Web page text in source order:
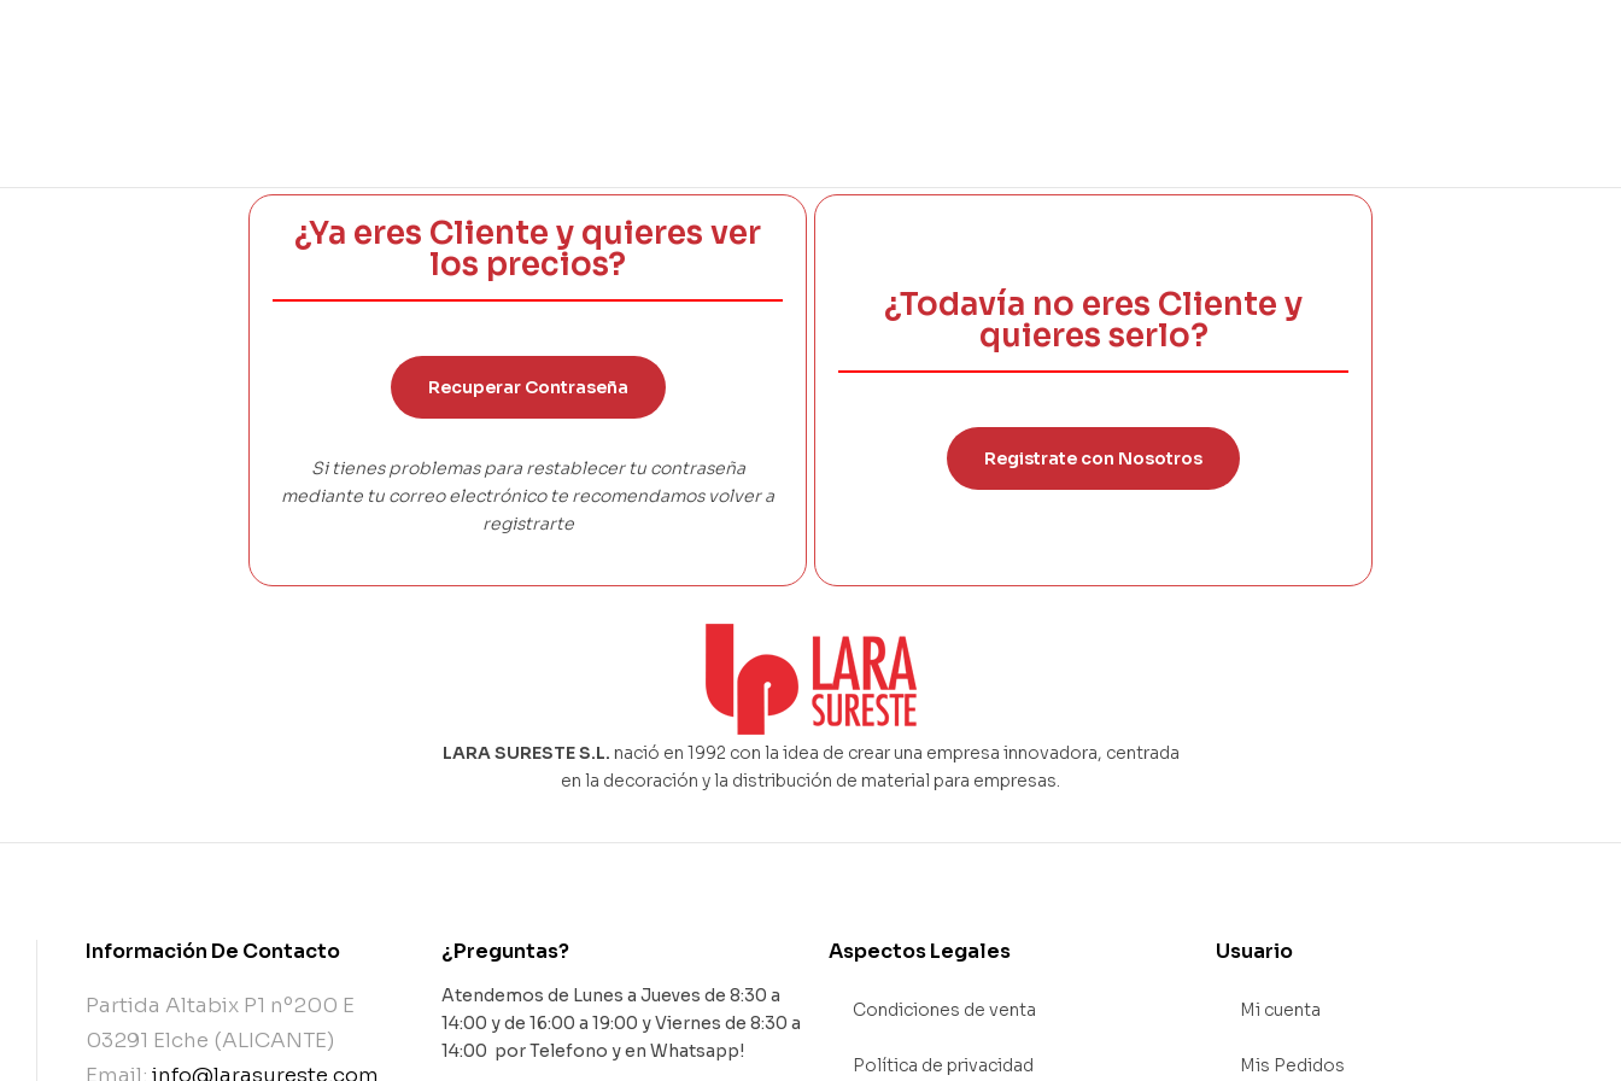
¿Ya eres Cliente y quieres ver
los precios?
Recuperar Contraseña
Si tienes problemas para restablecer tu contraseña
mediante tu correo electrónico te recomendamos volver a
registrarte
¿Todavía no eres Cliente y
quieres serlo?
Registrate con Nosotros
LARA SURESTE S.L. nació en 1992 con la idea de crear una empresa innovadora, centrada
en la decoración y la distribución de material para empresas.
Información De Contacto
Partida Altabix P1 nº200 E
03291 Elche (ALICANTE)
¿Preguntas?
Atendemos de Lunes a Jueves de 8:30 a
14:00 y de 16:00 a 19:00 y Viernes de 8:30 a
14:00 por Telefono y en Whatsapp!
Aspectos Legales
Condiciones de venta
Política de privacidad
Usuario
Mi cuenta
Mis Pedidos